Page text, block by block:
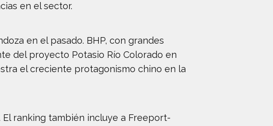
en el sector.
en el pasado. BHP, con grandes
del proyecto Potasio Río Colorado en
el creciente protagonismo chino en la
El ranking también incluye a Freeport-